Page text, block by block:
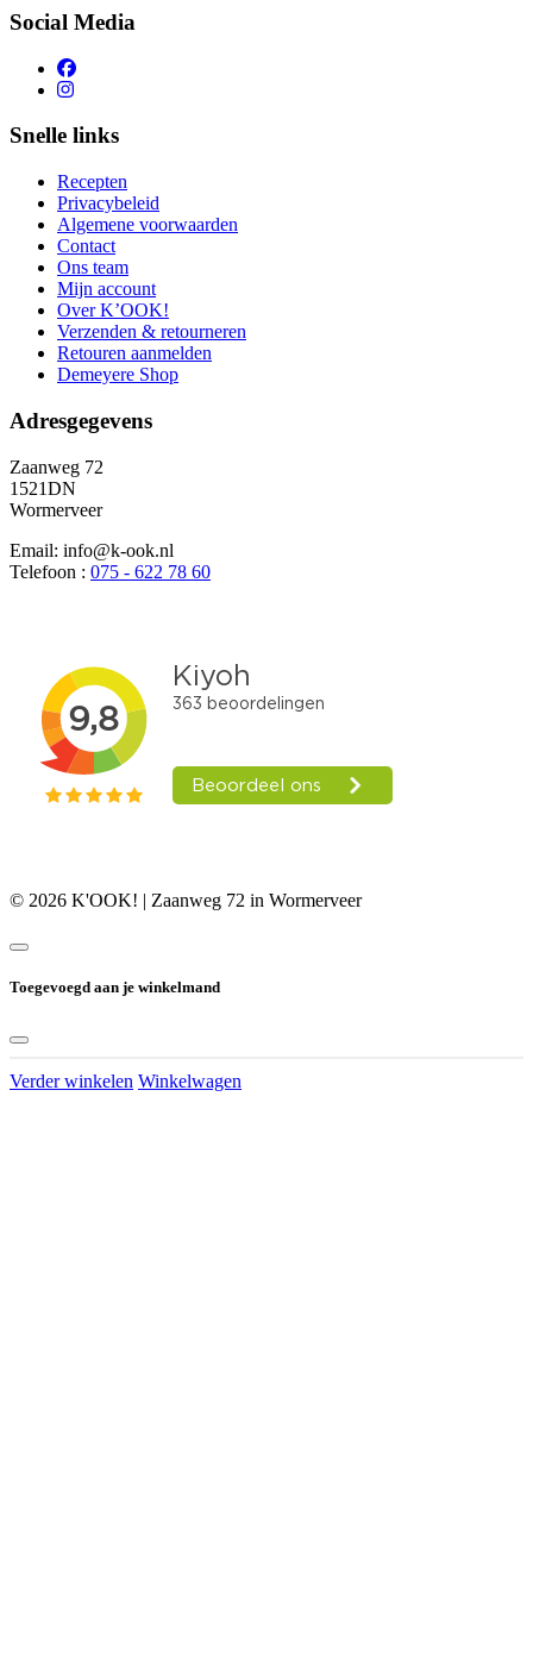
Social Media
Snelle links
Recepten
Privacybeleid
Algemene voorwaarden
Contact
Ons team
Mijn account
Over K’OOK!
Verzenden & retourneren
Retouren aanmelden
Demeyere Shop
Adresgegevens
Zaanweg 72
1521DN
Wormerveer
Email: info@k-ook.nl
Telefoon : 075 - 622 78 60
© 2026 K'OOK! | Zaanweg 72 in Wormerveer
Toegevoegd aan je winkelmand
Verder winkelen Winkelwagen